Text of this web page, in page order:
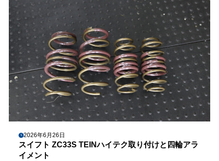
2026年6月26日
スイフト ZC33S TEINハイテク取り付けと四輪アラ
イメント